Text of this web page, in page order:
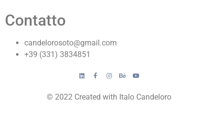
Contatto
candelorosoto@gmail.com
+39 (331) 3834851
© 2022 Created with Italo Candeloro